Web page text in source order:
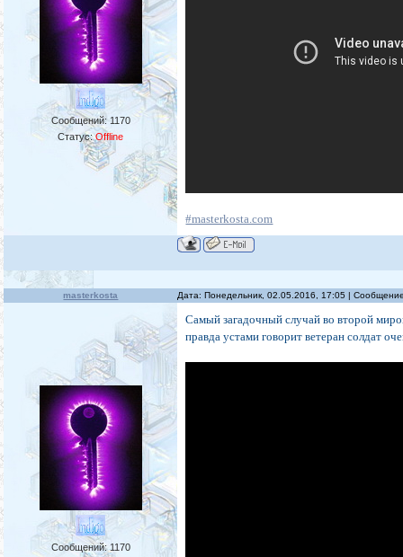
Сообщений: 1170
Статус:Offline
#masterkosta.com
masterkosta Дата: Понедельник, 02.05.2016, 17:05 |
Сообщений:1170
Самый загадочный случай во второй
правда устами говорит ветеран солдат